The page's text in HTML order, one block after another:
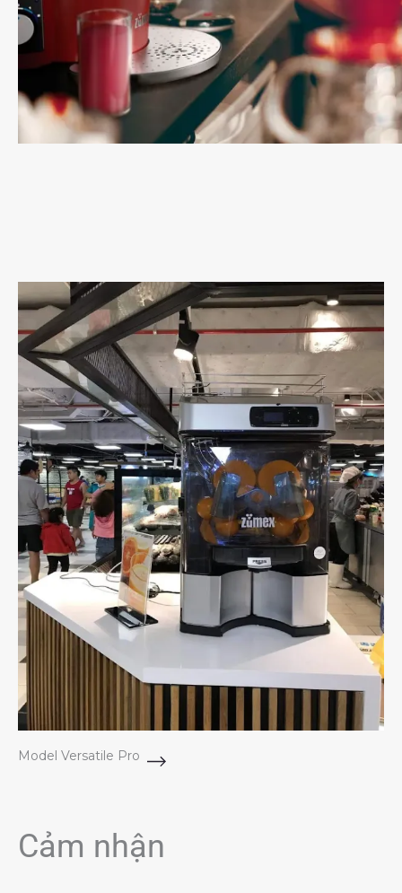
Model Versatile Pro
Cảm nhận